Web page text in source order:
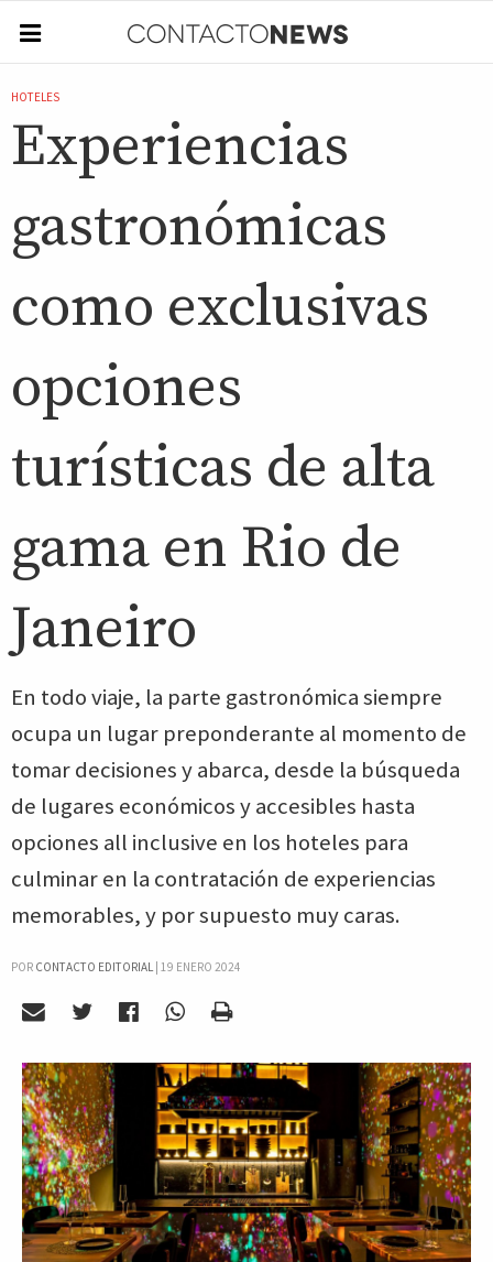
HOTELES
Experiencias
gastronómicas
como exclusivas
opciones
turísticas de alta
gama en Rio de
Janeiro
En todo viaje, la parte gastronómica siempre
ocupa un lugar preponderante al momento de
tomar decisiones y abarca, desde la búsqueda
de lugares económicos y accesibles hasta
opciones all inclusive en los hoteles para
culminar en la contratación de experiencias
memorables, y por supuesto muy caras.
POR CONTACTO EDITORIAL| 19 ENERO 2024